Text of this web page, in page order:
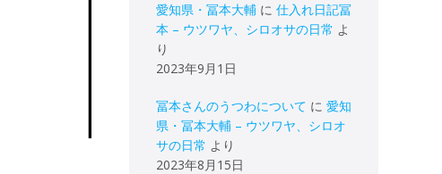
愛知県・冨本大輔 に 仕入れ日記冨
本 – ウツワヤ、シロオサの日常 よ
り
2023年9月1日
冨本さんのうつわについて に 愛知
県・冨本大輔 – ウツワヤ、シロオ
サの日常 より
2023年8月15日